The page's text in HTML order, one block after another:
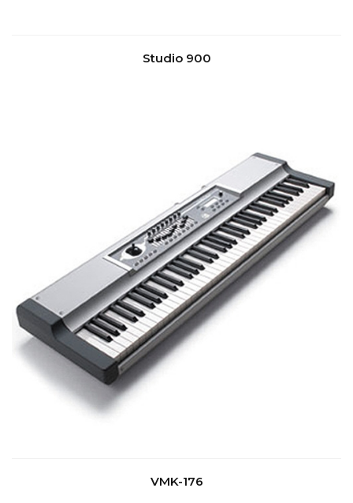
Studio 900
VMK-176